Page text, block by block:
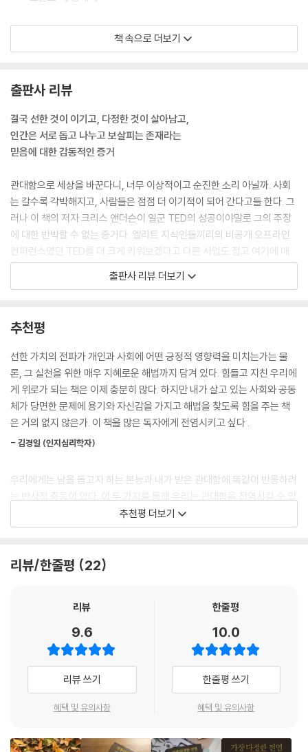
“친절에 관한 이야기를 꺼내면 사람들은 흔히 정신이 나갔냐면서 코웃음
을 칩니다. #ArtistSupportPledge가 세계적으로 퍼졌을 때, 난생처음
식입니다.”
아마도 인간은 의사결정 과정에서 나쁜 짓을 저지르다 걸릴까 봐 경계할
때 가장 나은 모습을 보이는 것 같다. 나는 사람들이 올바로 행동하도록 부
한다. 하지만 긍정적 보상만 활용한다면, 누구나 다 최선의 자아를 유지하
겠다고 결심할 것 같지 않다. 가장 힘든 시기일 때, 압박받고 있을 때, 너무
많은 책임이나 요구를 감당하지 못할 땐 특히 그럴 것이다. 거듭 말하지만,
인터넷에 힘입은 평판은 우리의 미래에 의미심장한 역할을 할 수 있다. 예
수님은 우리를 지켜보실 수도 있고 아닐 수도 있다. 하지만 인터넷은 확실
히 지켜보고 있다.
--- 「2장 초연결 시대에 달라진 관대함의 규칙」 중에서
야 한다. ‘나는 누군가의 어려움을 해결해 주고 싶다.’ ‘나는 옳은 일을 하고
다.’ ‘나는 이게 다 궁극적으로 내 평판을 높일 수 있어서 신난다.’ 이러한 동
기를 다 수용한다면, 관대함에 관한 대화에 흔히 따라오는 트집과 위선이
대부분 사라질 것이다.
--- 「3장 이기적이지 않은 선행은 없다」 중에서
136개국에서 23만 명의 응답자를 분석한 결과 굉장한 사실이 드러났다.
들보다 유의미하게 더 행복했다. 이때 행복에 미치는 영향의 크기는 연소
득이 두 배로 늘어난 것과 같았다. (…)컬럼비아대학교의 엘리자베스 던 교
수가 앞장서서 이 주제를 연구하고 있다. 던은 TED 강연에서 유아들을 대
상으로 한 연구를 들려주었는데, 유아들조차도 자신이 간식을 받았을 때보
“한 시간 동안 행복을 원한다면 낮잠을 자라. 하루 동안 행복을 원한다면
원한다면 재산을 물려받아라. 평생 행복하길 원한다면 남들을 도와라.”
--- 「4장 우리 안에 숨은 선한 본능」 중에서
우리는 대부분 시간을 자기 세계에 빠져 지낸다. 다른 사람들이 겪는 문제
에 끼어들고 싶어 하지 않는다. 공연히 내 삶이 더 복잡해질 뿐이니까. 그래
서 보호막을 친다. 그 말인즉슨 우리의 관심을 받아야 할 사람들이 시야에
서 가려진다는 뜻이다. 관심이라는 관대함은 조금 불편하더라도 그런 보호
기꺼이 감수하는 것이다.
책 속으로 더보기
출판사 리뷰
결국 선한 것이 이기고, 다정한 것이 살아남고,
인간은 서로 돕고 나누고 보살피는 존재라는
믿음에 대한 감동적인 증거
관대함으로 세상을 바꾼다니, 너무 이상적이고 순진한 소리 아닐까. 사회
는 갈수록 각박해지고, 사람들은 점점 더 이기적이 되어 간다고들 한다. 그
러나 이 책의 저자 크리스 앤더슨이 일군 TED의 성공이야말로 그의 주장
에 대한 반박할 수 없는 증거다. 엘리트 지식인들끼리의 비공개 오프라인
컨퍼런스였던 TED를 더 크게 키워보겠다고 다른 사업도 접고 여기에 매
달린 앤더슨은 첫 10년간 예상외로 고전을 면치 못했다. 그러다 온라인 동
영상이라는 신기술이 막 생겨났을 무렵, 시험 삼아 웹사이트에 올린 영상
누가 굳이 큰돈을 내고 강연을 보러 올까?(강연 참가비는 당시 TED의 주
요 수입원이었다)
확신이 서진 않았지만 결국 ‘무료 공개’를 택했다. 결과는 상상 이상이었다.
영상에 감동받아 환호하는 시청자들로 웹사이트 방문자 수가 치솟았고, 강
연 내용을 현지 언어로 번역하겠다며 각국에서 자원봉사자들이 발 벗고 나
지자, 자기네 도시에서도 강연을 개최할 수 있느냐는 문의가 쇄도했다. 이
있게 무료 라이선스를 발급하기로 했다. TEDx는 ‘x라는 지역에서 자체 조
직된 TED’를 뜻하는 용도였지만, 실제론 브랜드의 역량을 곱하기로, 아니
기하급수적으로 늘려 주었다. 이제 TED는 자신의 귀한 시간과 재능을 기
꺼이 제공하고자 하는 사람들 덕분에 지구촌 곳곳의 스포츠 경기장, 오페
결과로 오늘날 TED는 빌 게이츠, 일론 머스크, 리처드 도킨스, 제인 구달,
마이클 샌델, 미셸 오바마 등 내로라하는 명사들의 지식과 영감을 100개
이상의 언어로 전 세계에 전파하며 해마다 10억이 넘는 조회 수를 기록하
고 있다. 앤더슨은 이 모든 일이 ‘관대함의 전염성’이라는 마법 덕적대분에
가능했다고 말한다. 그리고 이 다정한 힘을 더욱 적극적으로 이끌어 내고
활용한다면, 갈수록 갈등하고 분열하는 세상을 좀 더 살 만한 곳으로 변화
시킬 수 있음을 지금 우리 곁에서 벌어지는 감동적인 사례들로 증명해 낸
출판사 리뷰 더보기
추천평
선한 가치의 전파가 개인과 사회에 어떤 긍정적 영향력을 미치는가는 물
론, 그 실천을 위한 매우 지혜로운 해법까지 담겨 있다. 힘들고 지친 우리에
게 위로가 되는 책은 이제 충분히 많다. 하지만 내가 살고 있는 사회와 공동
체가 당면한 문제에 용기와 자신감을 가지고 해법을 찾도록 힘을 주는 책
은 거의 없지 않은가. 이 책을 많은 독자에게 전염시키고 싶다 .
- 김경일 (인지심리학자)
우리에게는 남을 돕고자 하는 본능과 내가 받은 관대함에 똑같이 반응하려
는 반사적 충동이 있다. 이 두 가지를 통해 우리는 관대함을 전염시킬 수 있
다. 그리고 관대함은 스스로를 행복하게 만든다. 순진한 소리일지도 모른
다. 하지만 냉소와 폭력과 이기심이 파도치는 세계에서 가라앉지 않으려면
싶어졌다.
대함, 연민과 자비를 포함한 너그러움이다. 책에 등장하는 감동적인 이야
기 속 주인공들처럼, 나 자신이 먼저 관대함의 미덕을 일상에서 실천함으
로써 이웃에게도 널리 전염시키는 선한 전달자가 되고 싶다는 소망을 갖게
해 주는 고마운 책이다.
- 이해인 (수녀)
더 공평한 세상을 만드는 데 기여하고 싶지만 어디서부터 시작해야 할지
추천평 더보기
리뷰/한줄평 22
리뷰
9.6
리뷰 쓰기
혜택 및 유의사항
한줄평
10.0
한줄평 쓰기
혜택 및 유의사항